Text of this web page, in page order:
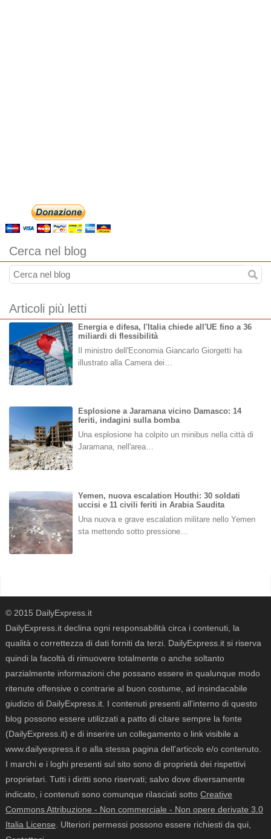
Cerca nel blog
Articoli più letti
Energia e difesa, l'Italia chiede all'UE fino a 36
miliardi di flessibilità
Il ministro dell'Economia Giancarlo Giorgetti ha
illustrato alla Camera dei…
Esplosione a Jaramana vicino Damasco: 14
feriti, indagini sulla bomba
Una esplosione ha colpito un minibus nella città di
Jaramana, nell'area…
Yemen, nuova escalation Houthi: 30 soldati
uccisi e 11 civili feriti in Arabia Saudita
Una nuova e grave escalation militare nello Yemen
sta mettendo sotto pressione…
© 2015 DailyExpress.it
DailyExpress.it declina ogni responsabilità circa i contenuti, la
qualità o correttezza di dati forniti da terzi. DailyExpress.it si riserva
quindi la facoltà di rimuovere totalmente o anche soltanto
parzialmente informazioni che possano essere in qualunque modo
ritenute offensive o contrarie al buon costume, ad insindacabile
giudizio di DailyExpress.it. I contenuti presenti all'interno di questo
blog possono essere utilizzati a patto di citare sempre la fonte
(DailyExpress.it) e di inserire un collegamento o link visibile a
www.dailyexpress.it o alla stessa pagina dell'articolo e/o contenuto.
I marchi e i loghi presenti sul sito sono di proprietà dei rispettivi
proprietari. Tutti i diritti sono riservati; salvo dove diversamente
indicato, i contenuti sono comunque rilasciati sotto Creative
Commons Attribuzione - Non commerciale - Non opere derivate 3.0
Italia License. Ulteriori permessi possono essere richiesti da qui,